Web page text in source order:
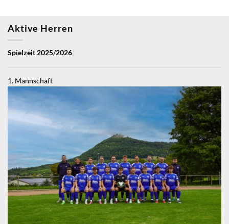
Aktive Herren
Spielzeit 2025/2026
1. Mannschaft